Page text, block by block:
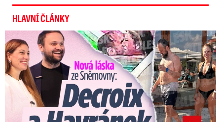
HLAVNÍ ČLÁNKY
Nová láska ve Sněmovně: Decroix s mladým kolegou z ODS